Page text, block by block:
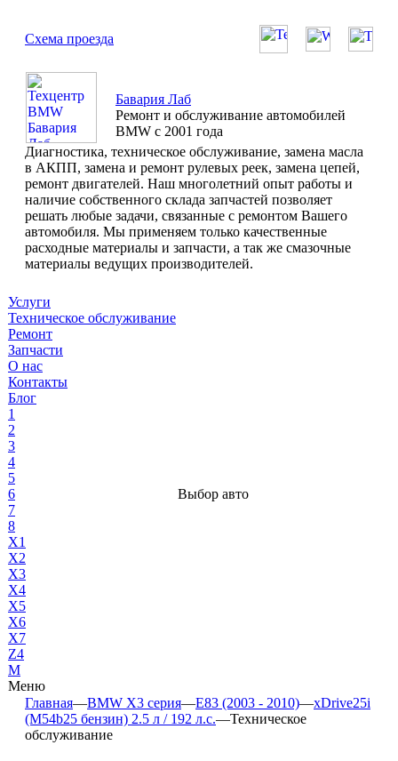
Схема проезда
Бавария Лаб
Ремонт и обслуживание автомобилей
BMW с 2001 года
Диагностика, техническое обслуживание, замена масла
в АКПП, замена и ремонт рулевых реек, замена цепей,
ремонт двигателей. Наш многолетний опыт работы и
наличие собственного склада запчастей позволяет
решать любые задачи, связанные с ремонтом Вашего
автомобиля. Мы применяем только качественные
расходные материалы и запчасти, а так же смазочные
материалы ведущих производителей.
Услуги
Техническое обслуживание
Ремонт
Запчасти
О нас
Контакты
Блог
1
2
3
4
5
6
7
8
X1
X2
X3
X4
X5
X6
X7
Z4
М
Меню
Выбор авто
Главная—BMW X3 серия—E83 (2003 - 2010)—xDrive25i
(M54b25 бензин) 2.5 л / 192 л.с.—Техническое
обслуживание